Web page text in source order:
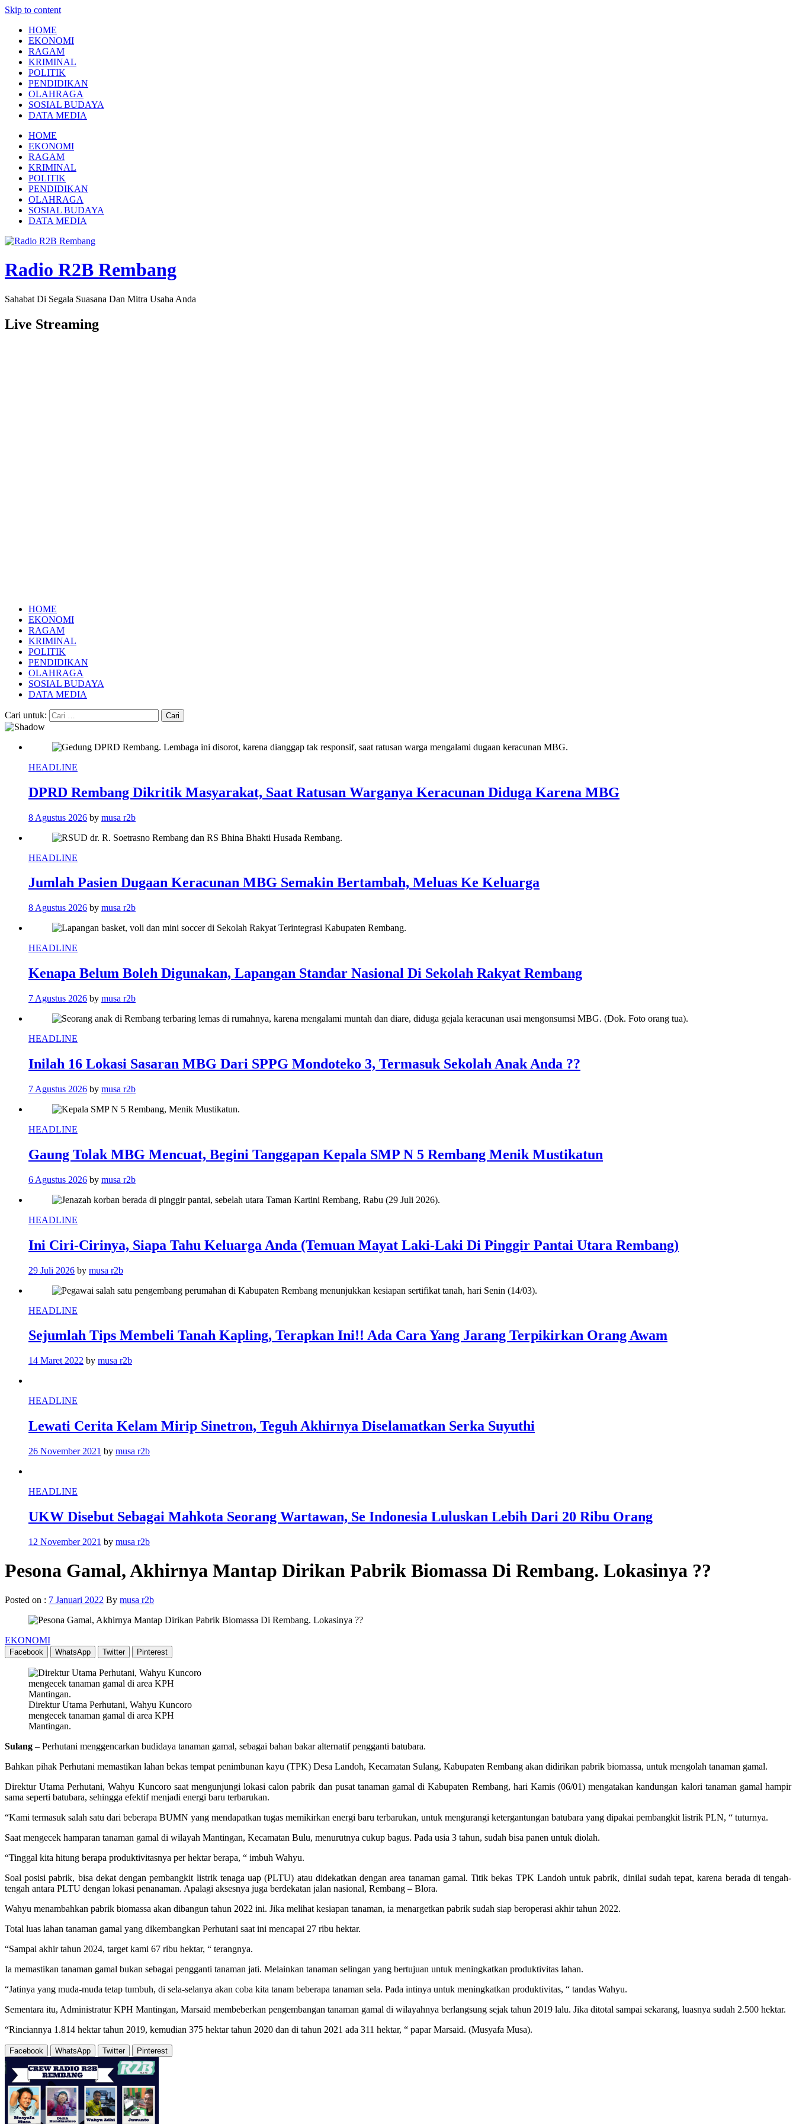
Skip to content
HOME
EKONOMI
RAGAM
KRIMINAL
POLITIK
PENDIDIKAN
OLAHRAGA
SOSIAL BUDAYA
DATA MEDIA
HOME
EKONOMI
RAGAM
KRIMINAL
POLITIK
PENDIDIKAN
OLAHRAGA
SOSIAL BUDAYA
DATA MEDIA
Radio R2B Rembang
Sahabat Di Segala Suasana Dan Mitra Usaha Anda
Live Streaming
HOME
EKONOMI
RAGAM
KRIMINAL
POLITIK
PENDIDIKAN
OLAHRAGA
SOSIAL BUDAYA
DATA MEDIA
Cari untuk:
HEADLINE
DPRD Rembang Dikritik Masyarakat, Saat Ratusan Warganya Keracunan Diduga Karena MBG
8 Agustus 2026 by musa r2b
HEADLINE
Jumlah Pasien Dugaan Keracunan MBG Semakin Bertambah, Meluas Ke Keluarga
8 Agustus 2026 by musa r2b
HEADLINE
Kenapa Belum Boleh Digunakan, Lapangan Standar Nasional Di Sekolah Rakyat Rembang
7 Agustus 2026 by musa r2b
HEADLINE
Inilah 16 Lokasi Sasaran MBG Dari SPPG Mondoteko 3, Termasuk Sekolah Anak Anda ??
7 Agustus 2026 by musa r2b
HEADLINE
Gaung Tolak MBG Mencuat, Begini Tanggapan Kepala SMP N 5 Rembang Menik Mustikatun
6 Agustus 2026 by musa r2b
HEADLINE
Ini Ciri-Cirinya, Siapa Tahu Keluarga Anda (Temuan Mayat Laki-Laki Di Pinggir Pantai Utara Rembang)
29 Juli 2026 by musa r2b
HEADLINE
Sejumlah Tips Membeli Tanah Kapling, Terapkan Ini!! Ada Cara Yang Jarang Terpikirkan Orang Awam
14 Maret 2022 by musa r2b
HEADLINE
Lewati Cerita Kelam Mirip Sinetron, Teguh Akhirnya Diselamatkan Serka Suyuthi
26 November 2021 by musa r2b
HEADLINE
UKW Disebut Sebagai Mahkota Seorang Wartawan, Se Indonesia Luluskan Lebih Dari 20 Ribu Orang
12 November 2021 by musa r2b
Pesona Gamal, Akhirnya Mantap Dirikan Pabrik Biomassa Di Rembang. Lokasinya ??
Posted on : 7 Januari 2022 By musa r2b
EKONOMI
Facebook WhatsApp Twitter Pinterest
Direktur Utama Perhutani, Wahyu Kuncoro
mengecek tanaman gamal di area KPH
Mantingan.
Sulang – Perhutani menggencarkan budidaya tanaman gamal, sebagai bahan bakar alternatif pengganti batubara.
Bahkan pihak Perhutani memastikan lahan bekas tempat penimbunan kayu (TPK) Desa Landoh, Kecamatan Sulang, Kabupaten Rembang akan didirikan pabrik biomassa, untuk mengolah tanaman gamal.
Direktur Utama Perhutani, Wahyu Kuncoro saat mengunjungi lokasi calon pabrik dan pusat tanaman gamal di Kabupaten Rembang, hari Kamis (06/01) mengatakan kandungan kalori tanaman gamal hampir
sama seperti batubara, sehingga efektif menjadi energi baru terbarukan.
“Kami termasuk salah satu dari beberapa BUMN yang mendapatkan tugas memikirkan energi baru terbarukan, untuk mengurangi ketergantungan batubara yang dipakai pembangkit listrik PLN, “ tuturnya.
Saat mengecek hamparan tanaman gamal di wilayah Mantingan, Kecamatan Bulu, menurutnya cukup bagus. Pada usia 3 tahun, sudah bisa panen untuk diolah.
“Tinggal kita hitung berapa produktivitasnya per hektar berapa, “ imbuh Wahyu.
Soal posisi pabrik, bisa dekat dengan pembangkit listrik tenaga uap (PLTU) atau didekatkan dengan area tanaman gamal. Titik bekas TPK Landoh untuk pabrik, dinilai sudah tepat, karena berada di tengah-
tengah antara PLTU dengan lokasi penanaman. Apalagi aksesnya juga berdekatan jalan nasional, Rembang – Blora.
Wahyu menambahkan pabrik biomassa akan dibangun tahun 2022 ini. Jika melihat kesiapan tanaman, ia menargetkan pabrik sudah siap beroperasi akhir tahun 2022.
Total luas lahan tanaman gamal yang dikembangkan Perhutani saat ini mencapai 27 ribu hektar.
“Sampai akhir tahun 2024, target kami 67 ribu hektar, “ terangnya.
Ia memastikan tanaman gamal bukan sebagai pengganti tanaman jati. Melainkan tanaman selingan yang bertujuan untuk meningkatkan produktivitas lahan.
“Jatinya yang muda-muda tetap tumbuh, di sela-selanya akan coba kita tanam beberapa tanaman sela. Pada intinya untuk meningkatkan produktivitas, “ tandas Wahyu.
Sementara itu, Administratur KPH Mantingan, Marsaid membeberkan pengembangan tanaman gamal di wilayahnya berlangsung sejak tahun 2019 lalu. Jika ditotal sampai sekarang, luasnya sudah 2.500 hektar.
“Rinciannya 1.814 hektar tahun 2019, kemudian 375 hektar tahun 2020 dan di tahun 2021 ada 311 hektar, “ papar Marsaid. (Musyafa Musa).
Facebook WhatsApp Twitter Pinterest